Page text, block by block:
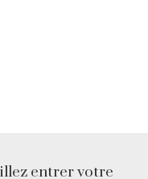
entrer votre